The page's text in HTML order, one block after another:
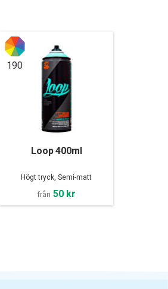
190
Loop 400ml
Högt tryck, Semi-matt
från 50 kr